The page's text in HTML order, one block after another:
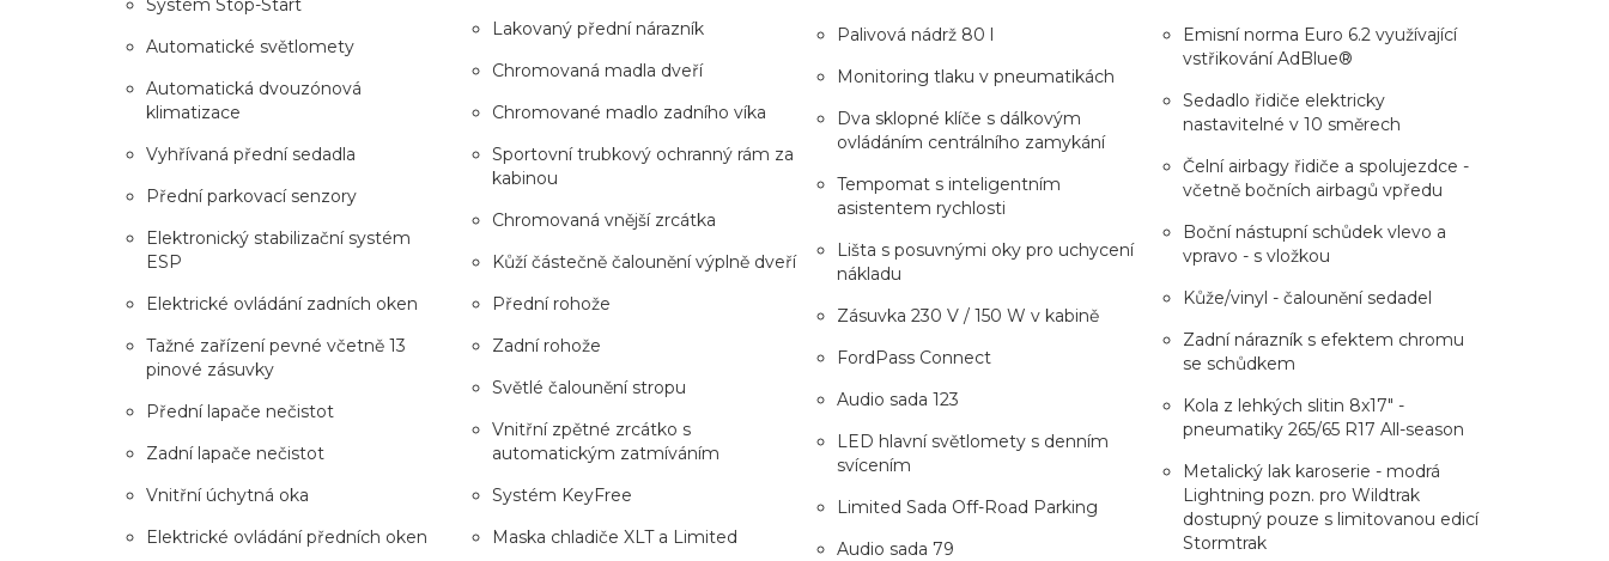
Systém Stop-Start
Automatické světlomety
Automatická dvouzónová
klimatizace
Vyhřívaná přední sedadla
Přední parkovací senzory
Elektronický stabilizační systém
ESP
Elektrické ovládání zadních oken
Tažné zařízení pevné včetně 13
pinové zásuvky
Přední lapače nečistot
Zadní lapače nečistot
Vnitřní úchytná oka
Elektrické ovládání předních oken
Lakovaný přední nárazník
Chromovaná madla dveří
Chromované madlo zadního víka
Sportovní trubkový ochranný rám za
kabinou
Chromovaná vnější zrcátka
Kůží částečně čalounění výplně dveří
Přední rohože
Zadní rohože
Světlé čalounění stropu
Vnitřní zpětné zrcátko s
automatickým zatmíváním
Systém KeyFree
Maska chladiče XLT a Limited
Palivová nádrž 80 l
Monitoring tlaku v pneumatikách
Dva sklopné klíče s dálkovým
ovládáním centrálního zamykání
Tempomat s inteligentním
asistentem rychlosti
Lišta s posuvnými oky pro uchycení
nákladu
Zásuvka 230 V / 150 W v kabině
FordPass Connect
Audio sada 123
LED hlavní světlomety s denním
svícením
Limited Sada Off-Road Parking
Audio sada 79
Emisní norma Euro 6.2 využívající
vstřikování AdBlue®
Sedadlo řidiče elektricky
nastavitelné v 10 směrech
Čelní airbagy řidiče a spolujezdce -
včetně bočních airbagů vpředu
Boční nástupní schůdek vlevo a
vpravo - s vložkou
Kůže/vinyl - čalounění sedadel
Zadní nárazník s efektem chromu
se schůdkem
Kola z lehkých slitin 8x17" -
pneumatiky 265/65 R17 All-season
Metalický lak karoserie - modrá
Lightning pozn. pro Wildtrak
dostupný pouze s limitovanou edicí
Stormtrak